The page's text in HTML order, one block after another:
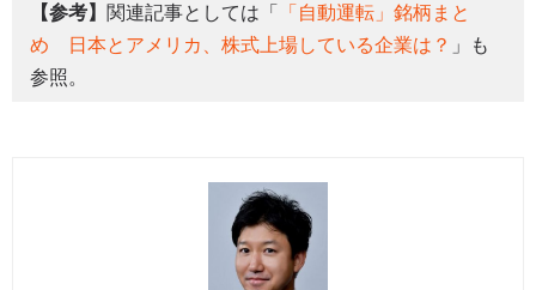
【参考】 関連記事としては「
「自動運転」銘柄まと
め 日本とアメリカ、株式上場している企業は？ 」も
参照。